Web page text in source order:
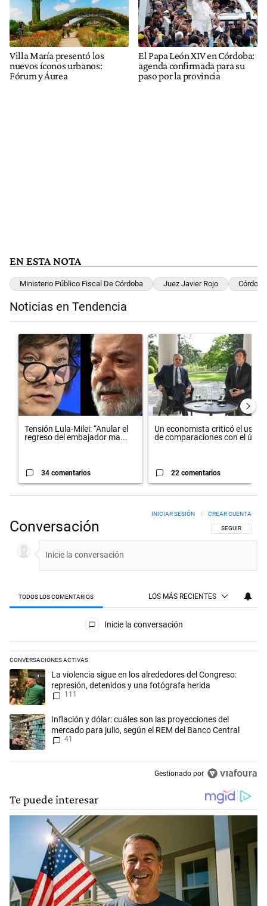
Villa María presentó los
nuevos íconos urbanos:
Fórum y Áurea
El Papa León XIV en Córdoba:
agenda confirmada para su
paso por la provincia
EN ESTA NOTA
Ministerio Público Fiscal De Córdoba Juez Javier Rojo Córdoba
Noticias en Tendencia
Un artículo de tendencia con el título "Tensión Lula-Milei: “Anular
Tensión Lula-Milei: “Anular el
regreso del embajador ma...
34 comentarios
Un artículo de tendencia con el
Un economista criticó el uso
de comparaciones con el úl...
22 comentarios
Conversación SIGA ESTA
SEGUIR
INICIAR SESIÓN | CREAR CUENTA
TODOS LOS COMENTARIOS LOS MÁS RECIENTES
Todos los comentarios
Inicie la conversación
CONVERSACIONES ACTIVAS
Este listado muestra los artículos con más comentarios en los
Un artículo de tendencia con el título "La violencia sigue en los
La violencia sigue en los alrededores del Congreso:
represión, detenidos y una fotógrafa herida
111
Un artículo de tendencia con el título "Inflación y dólar: cuáles son
Inflación y dólar: cuáles son las proyecciones del
mercado para julio, según el REM del Banco Central
41
Gestionado por